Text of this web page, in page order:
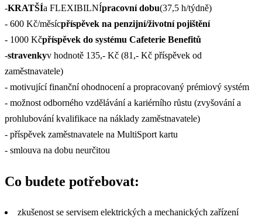
-KRATŠÍa FLEXIBILNÍpracovní dobu(37,5 h/týdně)
- 600 Kč/měsícpříspěvek na penzijní/životní pojištění
- 1000 Kčpříspěvek do systému Cafeterie Benefitů
-stravenkyv hodnotě 135,- Kč (81,- Kč příspěvek od
zaměstnavatele)
- motivující finanční ohodnocení a propracovaný prémiový systém
- možnost odborného vzdělávání a kariérního růstu (zvyšování a
prohlubování kvalifikace na náklady zaměstnavatele)
- příspěvek zaměstnavatele na MultiSport kartu
- smlouva na dobu neurčitou
Co budete potřebovat:
zkušenost se servisem elektrických a mechanických zařízení